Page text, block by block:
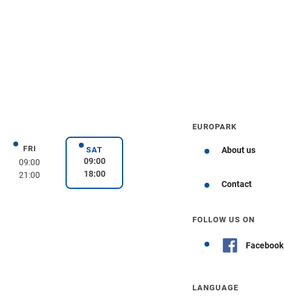
FRIFriday
09:00
21:00
SATSaturday
09:00
18:00
Get directions
EUROPARK
About us
Contact
FOLLOW US ON
Facebook
LANGUAGE